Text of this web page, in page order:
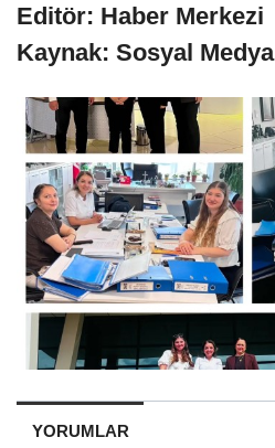
Editör: Haber Merkezi
Kaynak: Sosyal Medya
YORUMLAR